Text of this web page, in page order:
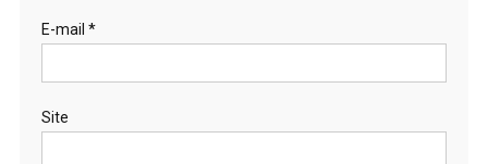
E-mail *
Site